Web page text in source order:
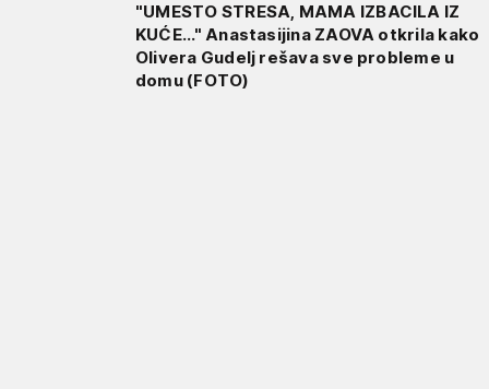
"UMESTO STRESA, MAMA IZBACILA IZ
KUĆE..." Anastasijina ZAOVA otkrila kako
Olivera Gudelj rešava sve probleme u
domu (FOTO)